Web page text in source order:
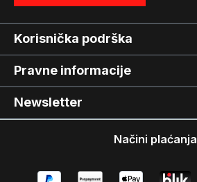
Korisnička podrška
Pravne informacije
Newsletter
Načini plaćanja